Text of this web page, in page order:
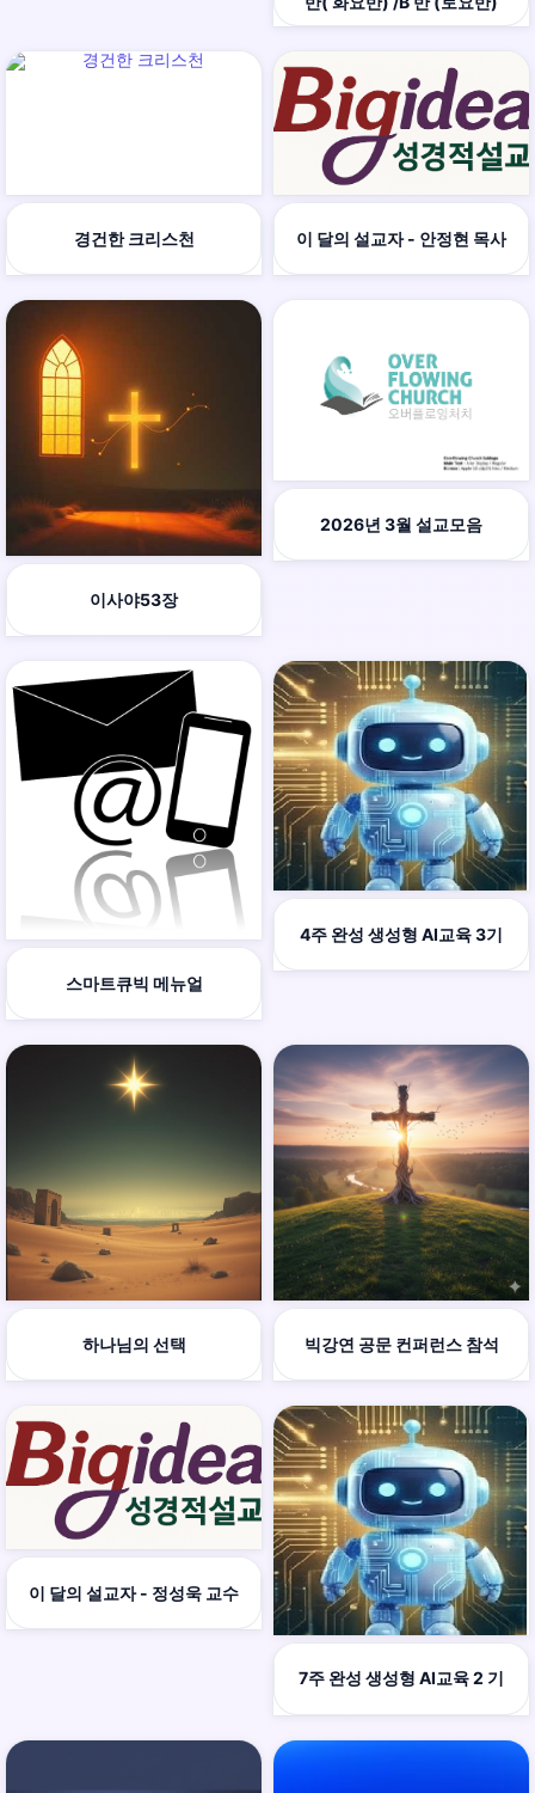
경건한 크리스천 이 달의 설교자 - 안정현 목사
이사야53장
2026년 3월 설교모음
스마트큐빅 메뉴얼
4주 완성 생성형 AI교육 3기
하나님의 선택 빅강연 공문 컨퍼런스 참석
이 달의 설교자 - 정성욱 교수
7주 완성 생성형 AI교육 2 기